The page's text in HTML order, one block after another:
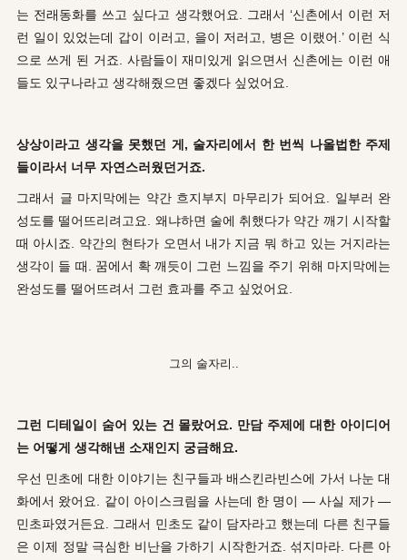
는 전래동화를 쓰고 싶다고 생각했어요. 그래서 ‘신촌에서 이런 저
런 일이 있었는데 갑이 이러고, 을이 저러고, 병은 이랬어.’ 이런 식
으로 쓰게 된 거죠. 사람들이 재미있게 읽으면서 신촌에는 이런 애
들도 있구나라고 생각해줬으면 좋겠다 싶었어요.
상상이라고 생각을 못했던 게, 술자리에서 한 번씩 나올법한 주제
들이라서 너무 자연스러웠던거죠.
그래서 글 마지막에는 약간 흐지부지 마무리가 되어요. 일부러 완
성도를 떨어뜨리려고요. 왜냐하면 술에 취했다가 약간 깨기 시작할
때 아시죠. 약간의 현타가 오면서 내가 지금 뭐 하고 있는 거지라는
생각이 들 때. 꿈에서 확 깨듯이 그런 느낌을 주기 위해 마지막에는
완성도를 떨어뜨려서 그런 효과를 주고 싶었어요.
그의 술자리..
그런 디테일이 숨어 있는 건 몰랐어요. 만담 주제에 대한 아이디어
는 어떻게 생각해낸 소재인지 궁금해요.
우선 민초에 대한 이야기는 친구들과 배스킨라빈스에 가서 나눈 대
화에서 왔어요. 같이 아이스크림을 사는데 한 명이 — 사실 제가 —
민초파였거든요. 그래서 민초도 같이 담자라고 했는데 다른 친구들
은 이제 정말 극심한 비난을 가하기 시작한거죠. 섞지마라. 다른 아